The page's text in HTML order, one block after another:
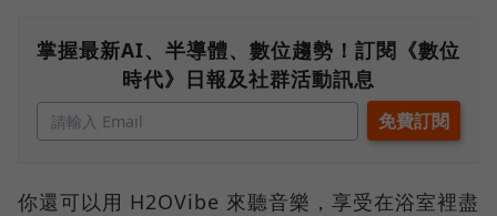
掌握最新AI、半導體、數位趨勢！訂閱《數位
時代》日報及社群活動訊息
你還可以用 H2OVibe 來聽音樂，享受在浴室裡盡